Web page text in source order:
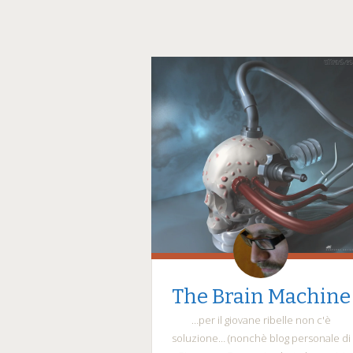
The Brain Machine
…per il giovane ribelle non c'è
soluzione… (nonchè blog personale di